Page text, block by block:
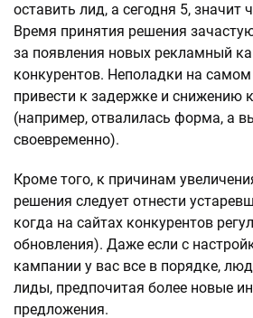
оставить лид, а сегодня 5, значит
Время принятия решения
за появления новых рекламный
конкурентов. Неполадки на
привести к задержке и снижению
(например, отвалилась форма, а
своевременно).
Кроме того, к причинам
решения следует отнести
когда на сайтах конкурентов
обновления). Даже если с
кампании у вас все в порядке,
лиды, предпочитая более новые
предложения.